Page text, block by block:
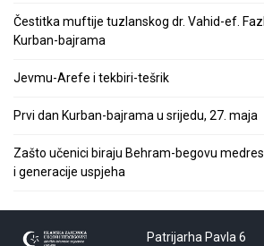
Čestitka muftije tuzlanskog dr. Vahid-ef.
Kurban-bajrama
Jevmu-Arefe i tekbiri-tešrik
Prvi dan Kurban-bajrama u srijedu, 27. maja
Zašto učenici biraju Behram-begovu
i generacije uspjeha
Patrijarha Pavla 6